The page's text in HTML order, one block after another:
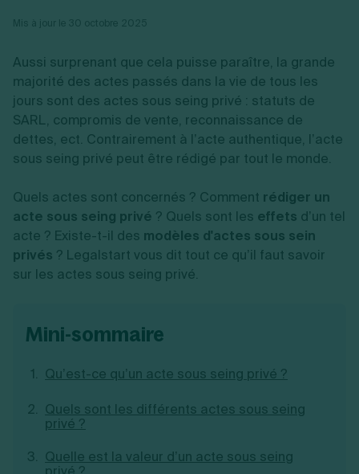
Commerce
Transport
Autres
Ressources
Simulateur de choix de forme juridique
Estimation du coût de création
Calcul d'éligibilité à l'ACRE
Vérification de la disponibilité du nom d'entreprise
Générateur de mentions légales
Réduction de capital
Gérer son entreprise
Gestion comptable
Approbation des comptes
Dépôt de marque
Recherche d'antériorité
Confidentialité de l'adresse du dirigeant
Fermer son entreprise
Radiation auto entrepreneur
Mise en sommeil
Toutes les modifications
Conseil/finance
Vente en ligne
Services aux entreprises
Construction/travaux
Restauration
Commerce
Autres
Par fonctionnalité
Logiciel de facturation
Logiciel de comptabilité
Bilans et déclarations fiscales
Je souhaite être accompagné
Découvrez notre cabinet d'expertise
Fiches SARL
Fiches SCI
Fiches auto-entrepreneur
Fiches association
Toutes les fiches sur la création
Autres démarches
Fermeture d’entreprise
Exercice d’un métier
Recouvrement de factures
Gérer ses salariés
Sélection de fiches pratiques
Création d'entreprise
Création de micro-entreprise
Création d'EURL
Création de SARL
Création de SAS
Création d'association
Aussi surprenant que cela puisse paraître, la grande
majorité des actes passés dans la vie de tous les
jours sont des actes sous seing privé : statuts de
SARL, compromis de vente, reconnaissance de
dettes, ect. Contrairement à l’acte authentique, l’acte
sous seing privé peut être rédigé par tout le monde.
Quels actes sont concernés ? Comment rédiger un
acte sous seing privé ? Quels sont les effets d’un tel
acte ? Existe-t-il des modèles d'actes sous sein
privés ? Legalstart vous dit tout ce qu’il faut savoir
sur les actes sous seing privé.
mini-sommaire
Qu’est-ce qu’un acte sous seing privé ?
Quels sont les différents actes sous seing
privé ?
Quelle est la valeur d’un acte sous seing